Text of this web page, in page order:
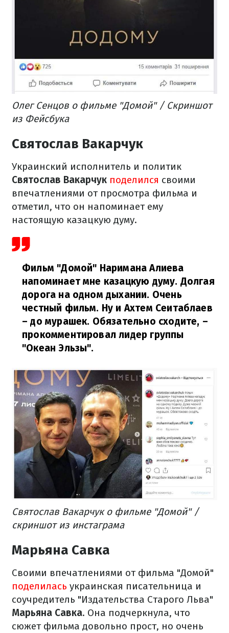
Олег Сенцов о фильме "Домой" / Скриншот
из Фейсбука
Святослав Вакарчук
Украинский исполнитель и политик
Святослав Вакарчук поделился своими
впечатлениями от просмотра фильма и
отметил, что он напоминает ему
настоящую казацкую думу.
Фильм "Домой" Наримана Алиева
напоминает мне казацкую думу. Долгая
дорога на одном дыхании. Очень
честный фильм. Ну и Ахтем Сеитаблаев
– до мурашек. Обязательно сходите, –
прокомментировал лидер группы
"Океан Эльзы".
Святослав Вакарчук о фильме "Домой" /
скриншот из инстаграма
Марьяна Савка
Своими впечатлениями от фильма "Домой"
поделилась украинская писательница и
соучредитель "Издательства Старого Льва"
Марьяна Савка. Она подчеркнула, что
сюжет фильма довольно прост, но очень